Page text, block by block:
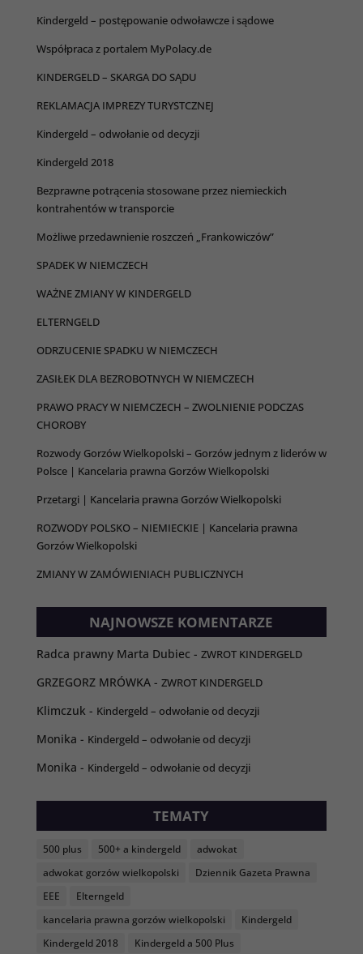
Kindergeld – postępowanie odwoławcze i sądowe
Współpraca z portalem MyPolacy.de
KINDERGELD – SKARGA DO SĄDU
REKLAMACJA IMPREZY TURYSTCZNEJ
Kindergeld – odwołanie od decyzji
Kindergeld 2018
Bezprawne potrącenia stosowane przez niemieckich
kontrahentów w transporcie
Możliwe przedawnienie roszczeń „Frankowiczów”
SPADEK W NIEMCZECH
WAŻNE ZMIANY W KINDERGELD
ELTERNGELD
ODRZUCENIE SPADKU W NIEMCZECH
ZASIŁEK DLA BEZROBOTNYCH W NIEMCZECH
PRAWO PRACY W NIEMCZECH – ZWOLNIENIE PODCZAS
CHOROBY
Rozwody Gorzów Wielkopolski – Gorzów jednym z liderów w
Polsce | Kancelaria prawna Gorzów Wielkopolski
Przetargi | Kancelaria prawna Gorzów Wielkopolski
ROZWODY POLSKO – NIEMIECKIE | Kancelaria prawna
Gorzów Wielkopolski
ZMIANY W ZAMÓWIENIACH PUBLICZNYCH
NAJNOWSZE KOMENTARZE
Radca prawny Marta Dubiec - ZWROT KINDERGELD
GRZEGORZ MRÓWKA- ZWROT KINDERGELD
Klimczuk - Kindergeld – odwołanie od decyzji
Monika - Kindergeld – odwołanie od decyzji
Monika - Kindergeld – odwołanie od decyzji
TEMATY
500 plus 500+ a kindergeld
adwokat
adwokat gorzów wielkopolski
Dziennik Gazeta Prawna
EEE
Elterngeld
kancelaria prawna gorzów wielkopolski
Kindergeld
Kindergeld 2018
Kindergeld a 500 Plus
Te pliki cookie
one potrzebne
do
strony
internetowej.
Statystyka
poprawić
funkcjonalność
i strukturę
strony
na podstawie
jest używana.
Doświadczenie
internetowa
działała jak
najlepiej
podczas twojego
Jeśli odrzucisz te
znikną ze strony
internetowej.